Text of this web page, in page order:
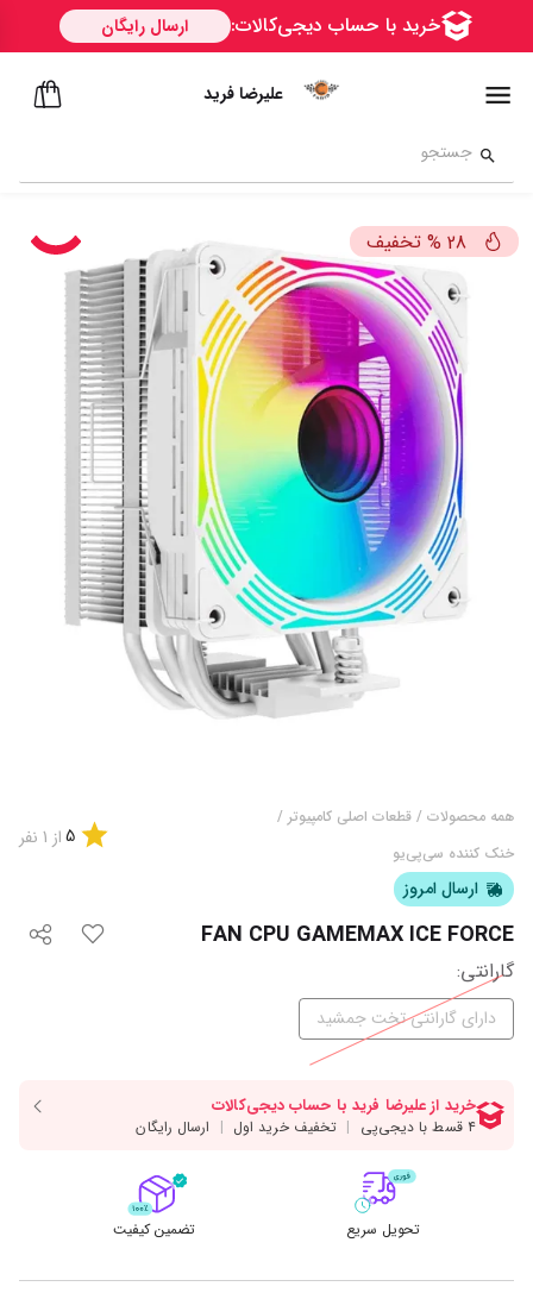
علیرضا فرید
28
% تخفیف
همه محصولات / قطعات اصلی کامپیوتر /
خنک کننده سی‌پی‌یو
5از 1نفر
ارسال امروز
FAN CPU GAMEMAX ICE FORCE
گارانتی:
دارای گارانتی تخت جمشید
تحویل سریع تضمین کیفیت